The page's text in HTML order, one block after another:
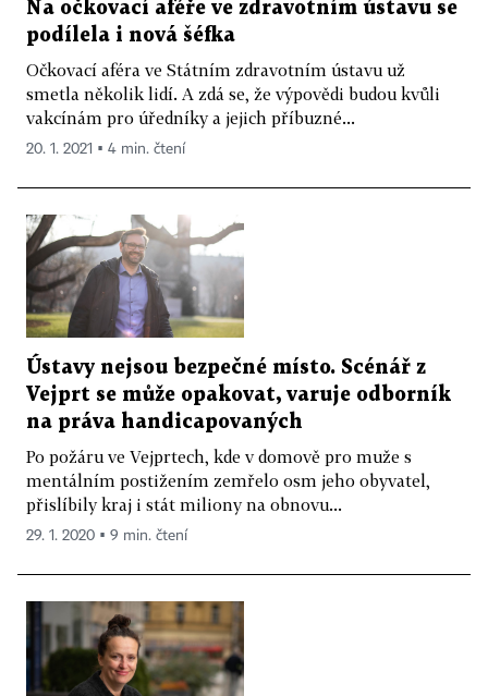
Na očkovací aféře ve zdravotním ústavu se
podílela i nová šéfka
Očkovací aféra ve Státním zdravotním ústavu už
smetla několik lidí. A zdá se, že výpovědi budou kvůli
vakcínám pro úředníky a jejich příbuzné...
20. 1. 2021 ▪ 4 min. čtení
Ústavy nejsou bezpečné místo. Scénář z
Vejprt se může opakovat, varuje odborník
na práva handicapovaných
Po požáru ve Vejprtech, kde v domově pro muže s
mentálním postižením zemřelo osm jeho obyvatel,
přislíbily kraj i stát miliony na obnovu...
29. 1. 2020 ▪ 9 min. čtení